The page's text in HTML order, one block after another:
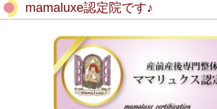
mamaluxe認定院です♪